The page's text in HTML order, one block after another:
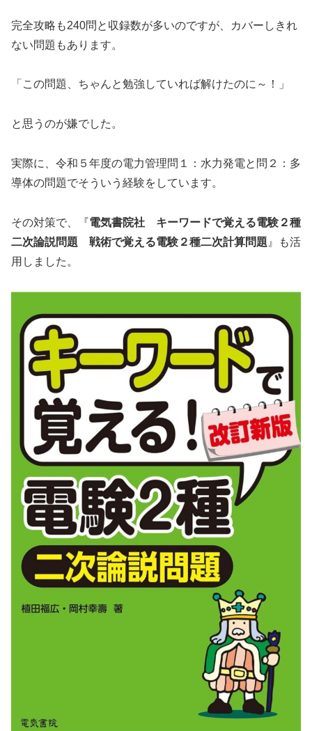
完全攻略も240問と収録数が多いのですが、カバーしきれ
ない問題もあります。
「この問題、ちゃんと勉強していれば解けたのに～！」
と思うのが嫌でした。
実際に、令和５年度の電力管理問１：水力発電と問２：多
導体の問題でそういう経験をしています。
その対策で、『電気書院社
キーワードで覚える電験２種
二次論説問題
戦術で覚える電験２種二次計算問題 』も活
用しました。